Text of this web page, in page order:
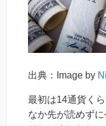
出典：Image by
最初は14通貨く
なか先が読めず